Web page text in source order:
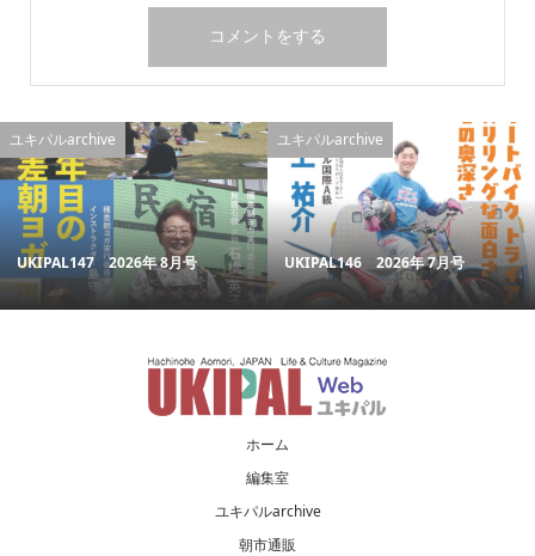
ユキパルarchive
UKIPAL147 2026年 8月号
ユキパルarchive
UKIPAL146 2026年 7月号
ホーム
編集室
ユキパルarchive
朝市通販